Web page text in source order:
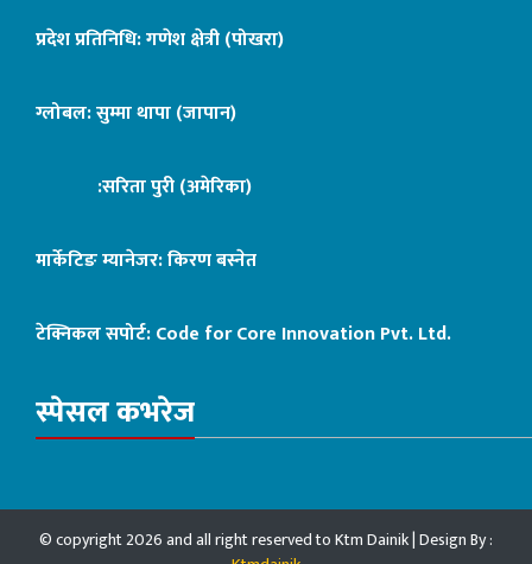
प्रदेश प्रतिनिधि: गणेश क्षेत्री (पोखरा)
ग्लोबल: सुम्मा थापा (जापान)
:सरिता पुरी (अमेरिका)
मार्केटिङ म्यानेजर: किरण बस्नेत
टेक्निकल सपोर्ट:Code for Core Innovation Pvt. Ltd.
स्पेसल कभरेज
© copyright 2026 and all right reserved to Ktm Dainik | Design By :